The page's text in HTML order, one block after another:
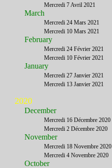
Mercredi 7 Avril 2021
March
Mercredi 24 Mars 2021
Mercredi 10 Mars 2021
February
Mercredi 24 Février 2021
Mercredi 10 Février 2021
January
Mercredi 27 Janvier 2021
Mercredi 13 Janvier 2021
2020
December
Mercredi 16 Décembre 2020
Mercredi 2 Décembre 2020
November
Mercredi 18 Novembre 2020
Mercredi 4 Novembre 2020
October